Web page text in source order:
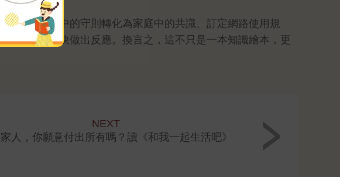
可以將書中的守則轉化為家庭中的共識、訂定網路使用規
況時能更快做出反應。換言之，這不只是一本知識繪本，更
NEXT
人，你願意付出所有嗎？讀《和我一起生活吧》